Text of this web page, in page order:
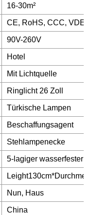
16-30m²
CE, RoHS, CCC, VDE,
90V-260V
Hotel
Mit Lichtquelle
Ringlicht 26 Zoll
Türkische Lampen
Beschaffungsagent
Stehlampenecke
5-lagiger wasserfester
Nun, Haus
China